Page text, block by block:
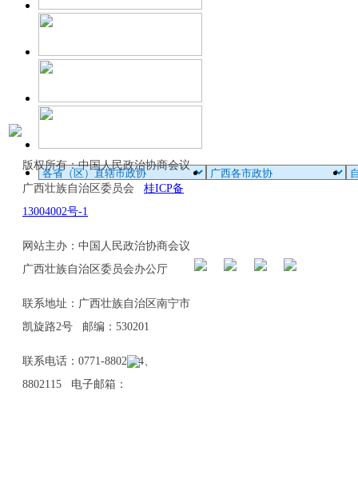
版权所有：中国人民政治协商会议
广西壮族自治区委员会 桂ICP备
13004002号-1
网站主办：中国人民政治协商会议
广西壮族自治区委员会办公厅
联系地址：广西壮族自治区南宁市
凯旋路2号 邮编：530201
联系电话：0771-8802114、
8802115 电子邮箱：